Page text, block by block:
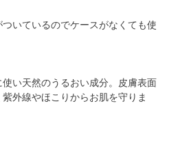
いているのでケースがなくても使
使い天然のうるおい成分。皮膚表面
外線やほこりからお肌を守りま